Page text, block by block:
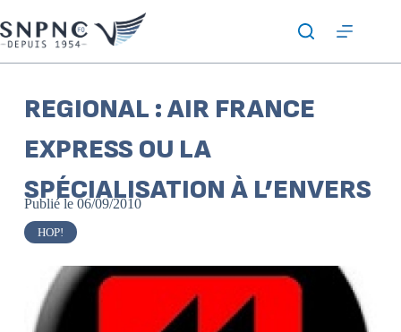
REGIONAL : AIR FRANCE
EXPRESS OU LA
SPÉCIALISATION À L’ENVERS
Publié le 06/09/2010
HOP!